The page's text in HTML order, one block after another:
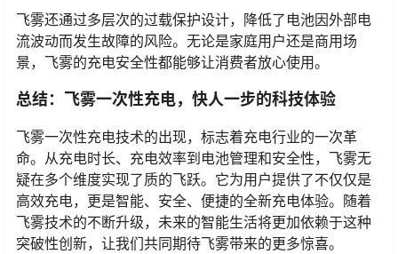
飞雾还通过多层次的过载保护设计，降低了电池因外部电
流波动而发生故障的风险。无论是家庭用户还是商用场
景，飞雾的充电安全性都能够让消费者放心使用。
总结：飞雾一次性充电，快人一步的科技体验
飞雾一次性充电技术的出现，标志着充电行业的一次革
命。从充电时长、充电效率到电池管理和安全性，飞雾无
疑在多个维度实现了质的飞跃。它为用户提供了不仅仅是
高效充电，更是智能、安全、便捷的全新充电体验。随着
飞雾技术的不断升级，未来的智能生活将更加依赖于这种
突破性创新，让我们共同期待飞雾带来的更多惊喜。